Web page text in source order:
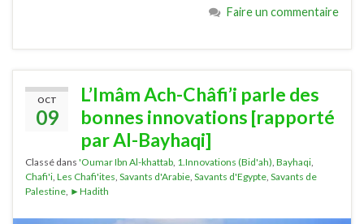
Faire un commentaire
OCT
09
L’Imâm Ach-Châfi’i parle des
bonnes innovations [rapporté
par Al-Bayhaqi]
Classé dans 'Oumar Ibn Al-khattab 1.Innovations (Bid'ah) Bayhaqi
Chafi'i Les Chafi'ites Savants d'Arabie Savants d'Egypte Savants de
Palestine ►Hadith